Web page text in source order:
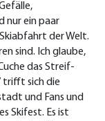
nur ein paar
der Welt.
sind. Ich glaube,
das Streif-
trifft sich die
und Fans und
Skifest. Es ist